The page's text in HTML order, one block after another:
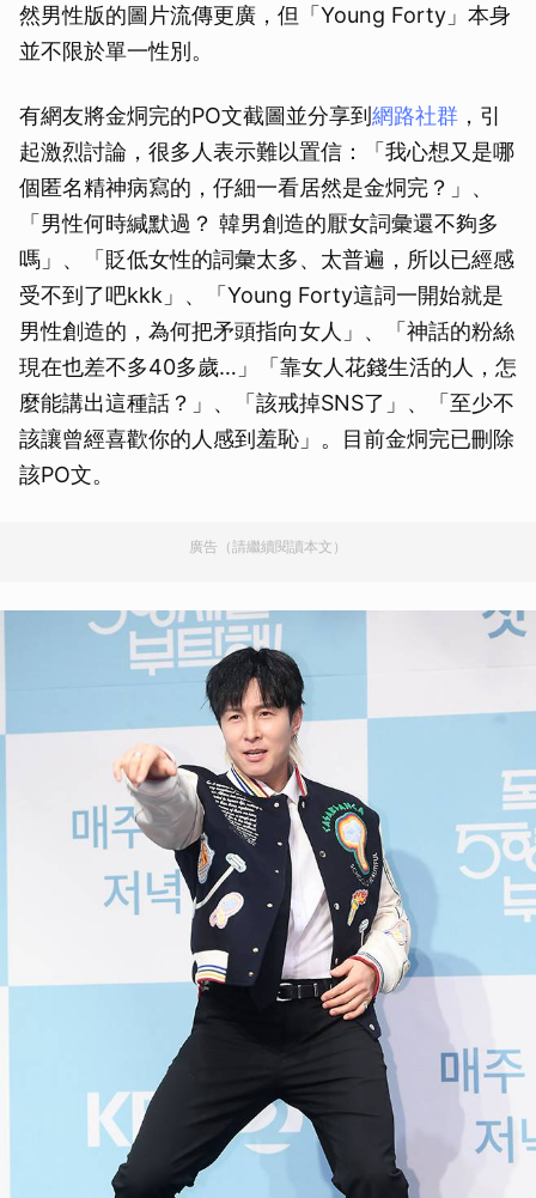
然男性版的圖片流傳更廣，但「Young Forty」本身
並不限於單一性別。
有網友將金烔完的PO文截圖並分享到網路社群 ，引
起激烈討論，很多人表示難以置信：「我心想又是哪
個匿名精神病寫的，仔細一看居然是金烔完？」、
「男性何時緘默過？ 韓男創造的厭女詞彙還不夠多
嗎」、「貶低女性的詞彙太多、太普遍，所以已經感
受不到了吧kkk」、「Young Forty這詞一開始就是
男性創造的，為何把矛頭指向女人」、「神話的粉絲
現在也差不多40多歲…」「靠女人花錢生活的人，怎
麼能講出這種話？」、「該戒掉SNS了」、「至少不
該讓曾經喜歡你的人感到羞恥」。目前金烔完已刪除
該PO文。
廣告（請繼續閱讀本文）